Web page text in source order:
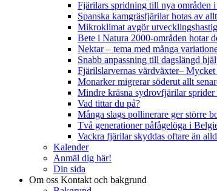
Fjärilars spridning till nya områden
Spanska kamgräsfjärilar hotas av
Mikroklimat avgör
Bete i Natura 2000-områden hotar
Nektar – tema med många
Snabb anpassning till dagslängd
Fjärilslarvernas värdväxter–
Monarker migrerar söderut allt
Mindre kräsna sydrovfjärilar sprider
Vad tittar du på?
Många slags pollinerare ger större
Två generationer påfågelöga i
Vackra fjärilar skyddas oftare än
Kalender
Anmäl dig här!
Din sida
Om oss Kontakt och bakgrund